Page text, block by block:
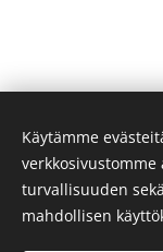
Käytämme
turvallisuuden
mahdollisen